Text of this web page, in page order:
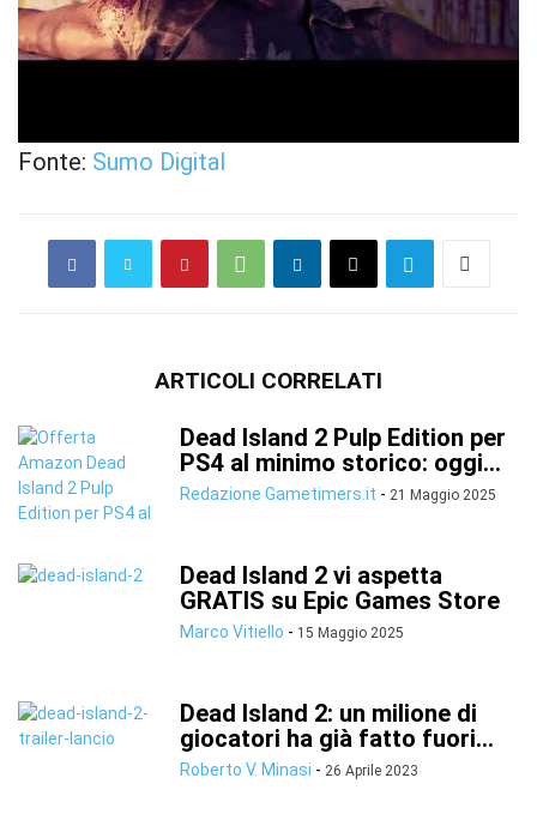
Fonte: Sumo Digital
ARTICOLI CORRELATI
Dead Island 2 Pulp Edition per
PS4 al minimo storico: oggi...
Redazione Gametimers.it - 21 Maggio 2025
Dead Island 2 vi aspetta
GRATIS su Epic Games Store
Marco Vitiello - 15 Maggio 2025
Dead Island 2: un milione di
giocatori ha già fatto fuori...
Roberto V. Minasi - 26 Aprile 2023